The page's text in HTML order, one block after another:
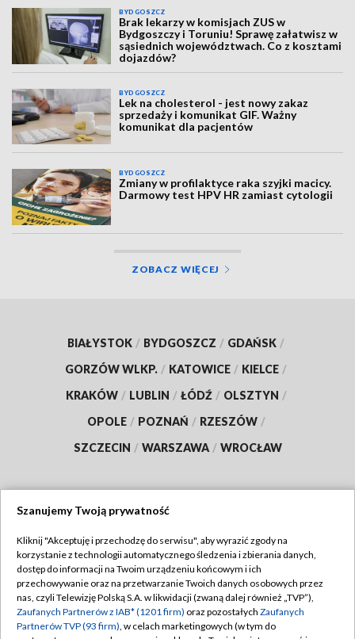
BYDGOSZCZ
Brak lekarzy w komisjach ZUS w
Bydgoszczy i Toruniu! Sprawę załatwisz w
sąsiednich województwach. Co z kosztami
dojazdów?
BYDGOSZCZ
Lek na cholesterol - jest nowy zakaz
sprzedaży i komunikat GIF. Ważny
komunikat dla pacjentów
BYDGOSZCZ
Zmiany w profilaktyce raka szyjki macicy.
Darmowy test HPV HR zamiast cytologii
ZOBACZ WIĘCEJ
BIAŁYSTOK / BYDGOSZCZ / GDAŃSK /
GORZÓW WLKP. / KATOWICE / KIELCE /
KRAKÓW / LUBLIN / ŁÓDŹ / OLSZTYN /
OPOLE / POZNAŃ / RZESZÓW /
SZCZECIN / WARSZAWA / WROCŁAW
TVP
Abonament TVP
Emisja w TVP
Centrum informacji TVP
Regulamin TVP
Polityka prywatności
Szanujemy Twoją prywatność
Kliknij "Akceptuję i przechodzę do serwisu", aby wyrazić zgody na
korzystanie z technologii automatycznego śledzenia i zbierania danych,
dostęp do informacji na Twoim urządzeniu końcowym i ich
przechowywanie oraz na przetwarzanie Twoich danych osobowych przez
nas, czyli Telewizję Polską S.A. w likwidacji (zwaną dalej również „TVP”),
Zaufanych Partnerów z IAB* (1201 firm) oraz pozostałych Zaufanych
Partnerów TVP (93 firm), w celach marketingowych (w tym do